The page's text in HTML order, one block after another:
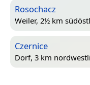
Rosochacz
Weiler, 2½ km
Czernice
Dorf, 3 km